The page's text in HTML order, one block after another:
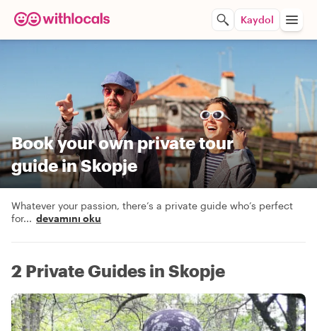
Kaydol
Book your own private tour
guide in Skopje
Whatever your passion, there’s a private guide who’s perfect
for... devamını oku
2 Private Guides in Skopje